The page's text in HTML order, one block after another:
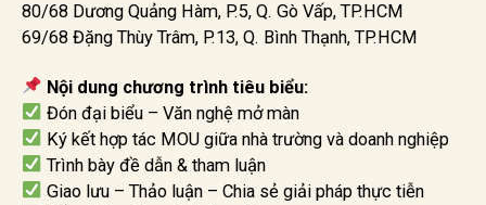
80/68 Dương Quảng Hàm, P.5, Q. Gò Vấp, TP.HCM
69/68 Đặng Thùy Trâm, P.13, Q. Bình Thạnh, TP.HCM
Nội dung chương trình tiêu biểu:
Đón đại biểu – Văn nghệ mở màn
Ký kết hợp tác MOU giữa nhà trường và doanh nghiệp
Trình bày đề dẫn & tham luận
Giao lưu – Thảo luận – Chia sẻ giải pháp thực tiễn